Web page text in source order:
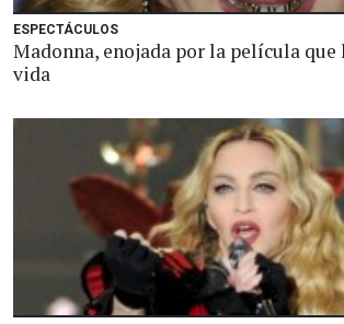
ESPECTÁCULOS
Madonna, enojada por la película que
vida